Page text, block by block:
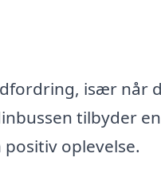
især når
tilbyder
oplevelse.